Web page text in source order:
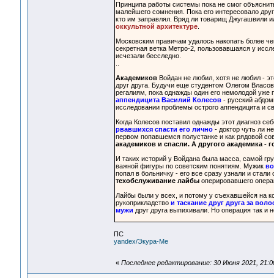
Принципа работы системы пока не смог
малейшего сомнения. Пока его интересовало
кто им заправлял. Вряд ли товарищ Джугашвили
оккультной архитектуре.
Московским правичам удалось накопать более
секретная ветка Метро-2, пользовавшаяся у
исчезали бесследно.
АкадемиковВойдан не любил, хотя не любил -
друг друга. Будучи еще студентом Олегом
регалиям, пока однажды один его немолодой уже
аппендицита Василий Колесов- русский
исследовании проблемы острого аппендицита и
Когда Колесов поставил однажды этот диагноз
рвавшихся спасти его лично- доктор чуть ли
первом попавшемся полустанке и как рядовой
академиков и спасли. А другого академика -
И таких историй у Войдана была масса, самой
важной фигуры по советским понятиям. Мужик
попал в больничку - его все сразу узнали и
техобслуживание лайбыоперировавшего
Лайбы были у всех, и потому у съехавшейся на
рукоприкладство и таскание друг друга за
мужи друг друга выпихивали. Но операция так и
ПС
yandex/Экура-Ме
« Последнее редактирование: 30 Июня 2021,